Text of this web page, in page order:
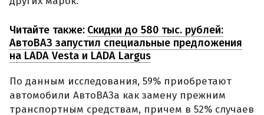
Читайте также: Скидки до 580 тыс. рублей:
АвтоВАЗ запустил специальные предложения
на LADA Vesta и LADA Largus
По данным исследования, 59% приобретают
автомобили АвтоВАЗа как замену прежним
транспортным средствам, причем в 52% случаев